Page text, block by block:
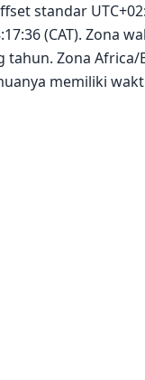
standar
(CAT). Zona
tahun. Zona
memiliki